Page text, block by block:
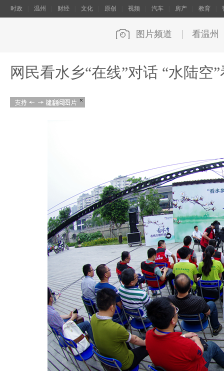
时政 温州 财经 文化 原创 视频 汽车 房产 教育
图片频道 看温州
网民看水乡“在线”对话 “水陆空